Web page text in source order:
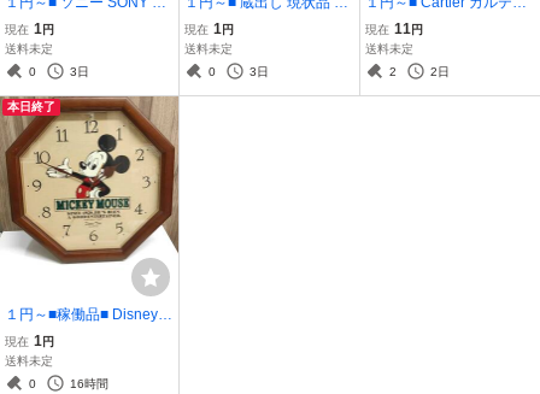
ジタルフォトフレーム S-
Frame 〈エスフレーム〉
DPF-X75 【13228】
現在 1円
送料未定
0
3日
時物 ビデオ まとめ VHS
音楽 U2 パーソンズ まん
が日本昔ばなし 映画 洋画
現在 1円
送料未定
0
3日
エ ガスライター シルバー
カラー ヴィンテージ 喫煙
グッズ 喫煙具 ローラー式
現在 11 円
送料未定
2
2日
本日終了
１円～■稼働品■ Disney Ti
me ディズニー ミッキー
MICKEY MOUSE 掛時計
FW659B【12917】
現在 1 円
送料未定
0
16時間